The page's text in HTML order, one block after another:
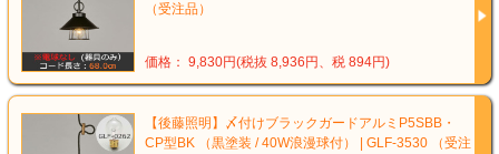
（受注品）
価格： 9,830円(税抜 8,936円、税 894円)
【後藤照明】〆付けブラックガードアルミP5SBB・
CP型BK （黒塗装 / 40W浪漫球付） | GLF-3530 （受注